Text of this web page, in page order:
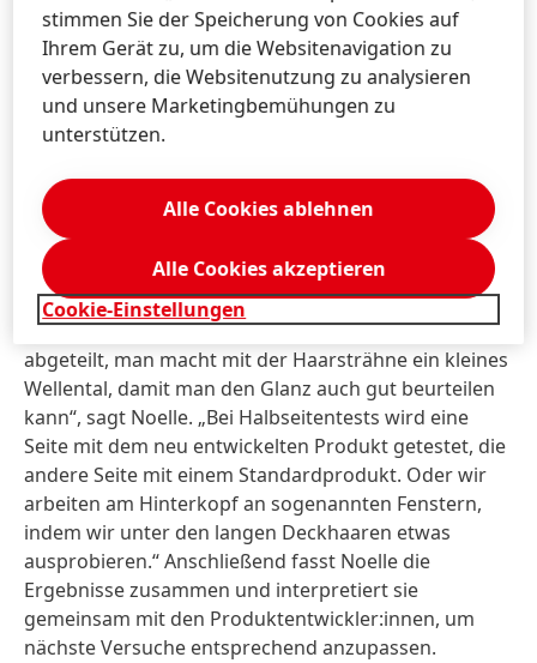
stehen, geht es im Testsalon vor allem um
menschliche Urteile“, erklärt Noelle: „Wie ist das
Feedback des Modells? Ist das Kopfhautgefühl
angenehm? Was sagen die Profis, also die
Friseur:innen selbst, zu dem Produkt? Lässt es sich
Lässt es sich gleichmäßig ausspülen? Lassen sich die
Haare in feuchtem Zustand entwirren? Sind die Haare
gut kämmbar?“
Noelle erklärt das Vorgehen praktisch an Beispielen:
„Wenn der Glanz abgefragt wird, werden die Haare
abgeteilt, man macht mit der Haarsträhne ein kleines
Wellental, damit man den Glanz auch gut beurteilen
kann“, sagt Noelle. „Bei Halbseitentests wird eine
Seite mit dem neu entwickelten Produkt getestet, die
andere Seite mit einem Standardprodukt. Oder wir
arbeiten am Hinterkopf an sogenannten Fenstern,
indem wir unter den langen Deckhaaren etwas
ausprobieren.“ Anschließend fasst Noelle die
Ergebnisse zusammen und interpretiert sie
gemeinsam mit den Produktentwickler:innen, um
nächste Versuche entsprechend anzupassen.
stimmen Sie der Speicherung von Cookies auf
Ihrem Gerät zu, um die Websitenavigation zu
verbessern, die Websitenutzung zu analysieren
und unsere Marketingbemühungen zu
unterstützen.
Cookie-Einstellungen
Alle Cookies ablehnen
Alle Cookies akzeptieren